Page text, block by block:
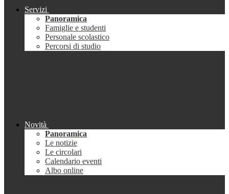
Servizi
Panoramica
Famiglie e studenti
Personale scolastico
Percorsi di studio
Novità
Panoramica
Le notizie
Le circolari
Calendario eventi
Albo online